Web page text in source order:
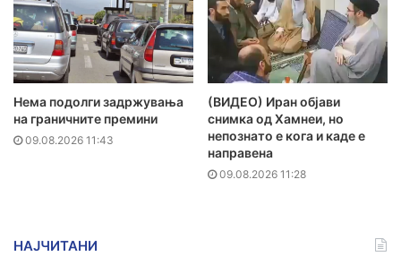
Нема подолги задржувања
на граничните премини
09.08.2026 11:43
(ВИДЕО) Иран објави
снимка од Хамнеи, но
непознато е кога и каде е
направена
09.08.2026 11:28
НАЈЧИТАНИ